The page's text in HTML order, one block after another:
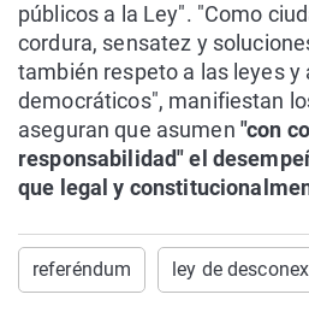
públicos a la Ley". "Como
cordura, sensatez y
también respeto a las leyes y
democráticos", manifiestan
aseguran que asumen "con
responsabilidad" el
que legal y
referéndum ley de